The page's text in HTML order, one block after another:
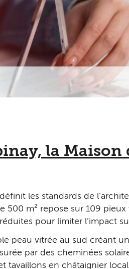
la Maison
les standards de
m² repose sur 109 pieux
pour limiter l’impact
peau vitrée au sud créant
par des cheminées
tavaillons en châtaignier